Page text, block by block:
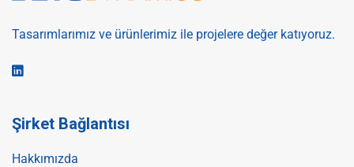
Tasarımlarımız ve ürünlerimiz ile projelere değer katıyoruz.
Şirket Bağlantısı
Hakkımızda